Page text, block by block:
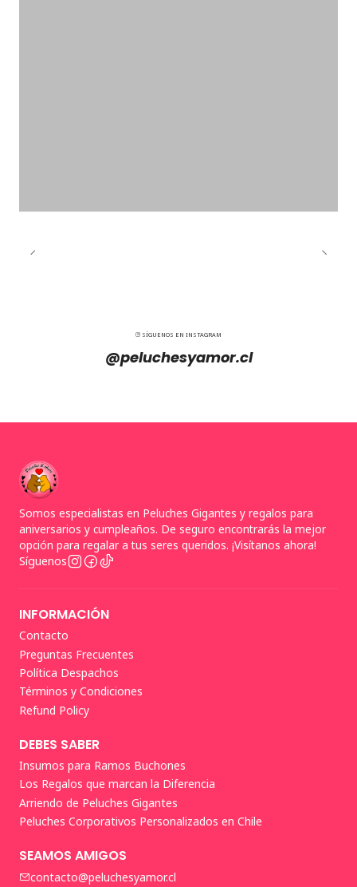
SÍGUENOS EN INSTAGRAM
@peluchesyamor.cl
Somos especialistas en Peluches Gigantes y regalos para
aniversarios y cumpleaños. De seguro encontrarás la mejor
opción para regalar a tus seres queridos. ¡Visítanos ahora!
Síguenos
INFORMACIÓN
Contacto
Preguntas Frecuentes
Política Despachos
Términos y Condiciones
Refund Policy
DEBES SABER
Insumos para Ramos Buchones
Los Regalos que marcan la Diferencia
Arriendo de Peluches Gigantes
Peluches Corporativos Personalizados en Chile
SEAMOS AMIGOS
contacto@peluchesyamor.cl